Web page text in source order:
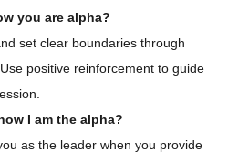
you are alpha?
set clear boundaries through
positive reinforcement to guide
I am the alpha?
as the leader when you provide